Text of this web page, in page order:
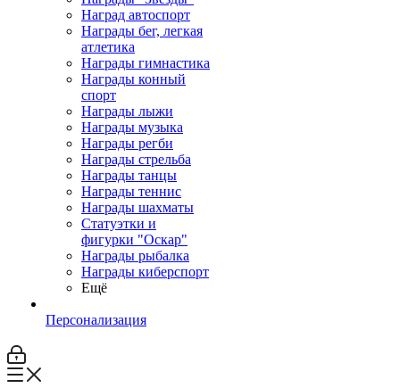
Наград автоспорт
Награды бег, легкая
атлетика
Награды гимнастика
Награды конный
спорт
Награды лыжи
Награды музыка
Награды регби
Награды стрельба
Награды танцы
Награды теннис
Награды шахматы
Статуэтки и
фигурки "Оскар"
Награды рыбалка
Награды киберспорт
Ещё
Персонализация